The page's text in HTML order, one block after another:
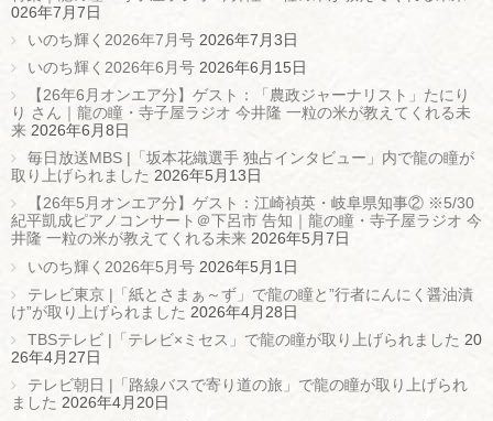
026年7月7日
いのち輝く2026年7月号 2026年7月3日
いのち輝く2026年6月号 2026年6月15日
【26年6月オンエア分】ゲスト：「農政ジャーナリスト」たにり
り さん｜龍の瞳・寺子屋ラジオ 今井隆 一粒の米が教えてくれる未
来 2026年6月8日
毎日放送MBS |「坂本花織選手 独占インタビュー」内で龍の瞳が
取り上げられました 2026年5月13日
【26年5月オンエア分】ゲスト：江崎禎英・岐阜県知事② ※5/30
紀平凱成ピアノコンサート＠下呂市 告知｜龍の瞳・寺子屋ラジオ 今
井隆 一粒の米が教えてくれる未来 2026年5月7日
いのち輝く2026年5月号 2026年5月1日
テレビ東京 |「紙とさまぁ～ず」で龍の瞳と”行者にんにく醤油漬
け”が取り上げられました 2026年4月28日
TBSテレビ |「テレビ×ミセス」で龍の瞳が取り上げられました 20
26年4月27日
テレビ朝日 |「路線バスで寄り道の旅」で龍の瞳が取り上げられ
ました 2026年4月20日